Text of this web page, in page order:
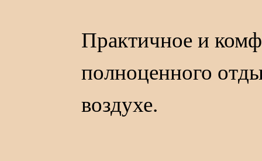
Практичное и
полноценного
воздухе.